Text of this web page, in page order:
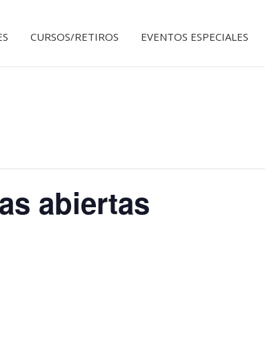
CURSOS/RETIROS EVENTOS ESPECIALES
abiertas